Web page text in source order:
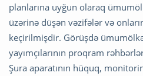
planlarına uyğun olaraq
üzərinə düşən vəzifələr və
keçirilmişdir. Görüşdə
yayımçılarının proqram
Şura aparatının hüquq,